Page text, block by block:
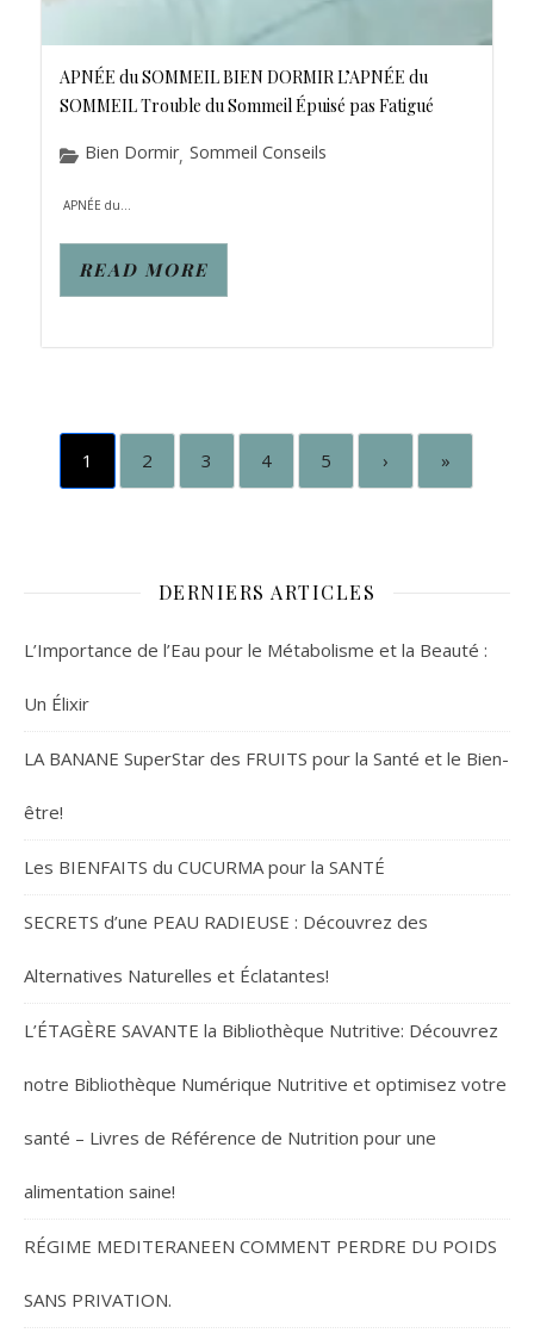
APNÉE du SOMMEIL BIEN DORMIR L’APNÉE du
SOMMEIL Trouble du Sommeil Épuisé pas Fatigué
Bien Dormir, Sommeil Conseils
APNÉE du...
READ MORE
1 2 3 4 5 › »
DERNIERS ARTICLES
L’Importance de l’Eau pour le Métabolisme et la Beauté :
Un Élixir
LA BANANE SuperStar des FRUITS pour la Santé et le Bien-
être!
Les BIENFAITS du CUCURMA pour la SANTÉ
SECRETS d’une PEAU RADIEUSE : Découvrez des
Alternatives Naturelles et Éclatantes!
L’ÉTAGÈRE SAVANTE la Bibliothèque Nutritive: Découvrez
notre Bibliothèque Numérique Nutritive et optimisez votre
santé – Livres de Référence de Nutrition pour une
alimentation saine!
RÉGIME MEDITERANEEN COMMENT PERDRE DU POIDS
SANS PRIVATION.